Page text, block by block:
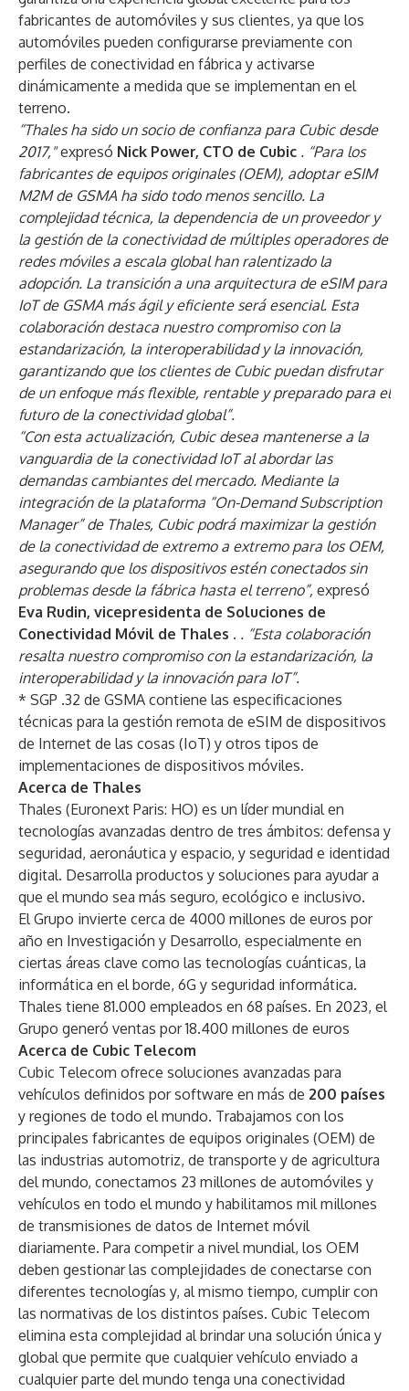
fabricantes de automóviles y sus clientes, ya que los
automóviles pueden configurarse previamente con
perfiles de conectividad en fábrica y activarse
dinámicamente a medida que se implementan en el
terreno.
“Thales ha sido un socio de confianza para Cubic desde
2017,"expresó Nick Power, CTO de Cubic . “Para los
fabricantes de equipos originales (OEM), adoptar eSIM
M2M de GSMA ha sido todo menos sencillo. La
complejidad técnica, la dependencia de un proveedor y
la gestión de la conectividad de múltiples operadores de
redes móviles a escala global han ralentizado la
adopción. La transición a una arquitectura de eSIM para
IoT de GSMA más ágil y eficiente será esencial. Esta
colaboración destaca nuestro compromiso con la
estandarización, la interoperabilidad y la innovación,
garantizando que los clientes de Cubic puedan disfrutar
de un enfoque más flexible, rentable y preparado para el
futuro de la conectividad global”.
“Con esta actualización, Cubic desea mantenerse a la
vanguardia de la conectividad IoT al abordar las
demandas cambiantes del mercado. Mediante la
integración de la plataforma “On-Demand Subscription
Manager” de Thales, Cubic podrá maximizar la gestión
de la conectividad de extremo a extremo para los OEM,
asegurando que los dispositivos estén conectados sin
problemas desde la fábrica hasta el terreno”, expresó
Eva Rudin, vicepresidenta de Soluciones de
Conectividad Móvil de Thales . . “Esta colaboración
resalta nuestro compromiso con la estandarización, la
interoperabilidad y la innovación para IoT”.
* SGP .32 de GSMA contiene las especificaciones
técnicas para la gestión remota de eSIM de dispositivos
de Internet de las cosas (IoT) y otros tipos de
implementaciones de dispositivos móviles.
Acerca de Thales
Thales (Euronext Paris: HO) es un líder mundial en
tecnologías avanzadas dentro de tres ámbitos: defensa y
seguridad, aeronáutica y espacio, y seguridad e identidad
digital. Desarrolla productos y soluciones para ayudar a
que el mundo sea más seguro, ecológico e inclusivo.
El Grupo invierte cerca de 4000 millones de euros por
año en Investigación y Desarrollo, especialmente en
ciertas áreas clave como las tecnologías cuánticas, la
informática en el borde, 6G y seguridad informática.
Thales tiene 81.000 empleados en 68 países. En 2023, el
Grupo generó ventas por 18.400 millones de euros
Acerca de Cubic Telecom
Cubic Telecom ofrece soluciones avanzadas para
vehículos definidos por software en más de 200 países
y regiones de todo el mundo. Trabajamos con los
principales fabricantes de equipos originales (OEM) de
las industrias automotriz, de transporte y de agricultura
del mundo, conectamos 23 millones de automóviles y
vehículos en todo el mundo y habilitamos mil millones
de transmisiones de datos de Internet móvil
diariamente. Para competir a nivel mundial, los OEM
deben gestionar las complejidades de conectarse con
diferentes tecnologías y, al mismo tiempo, cumplir con
las normativas de los distintos países. Cubic Telecom
elimina esta complejidad al brindar una solución única y
global que permite que cualquier vehículo enviado a
cualquier parte del mundo tenga una conectividad